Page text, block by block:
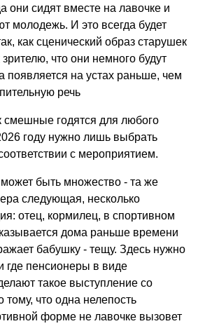
они сидят вместе на лавочке и
молодежь. И это всегда будет
как сценический образ старушек
что они немного будут
появляется на устах раньше, чем
речь
годятся для любого
году нужно лишь выбрать
с мероприятием.
быть множество - та же
следующая, несколько
отец, кормилец, в спортивном
дома раньше времени
бабушку - тещу. Здесь нужно
где пенсионеры в виде
такое выступление со
что одна нелепость
форме не лавочке вызовет